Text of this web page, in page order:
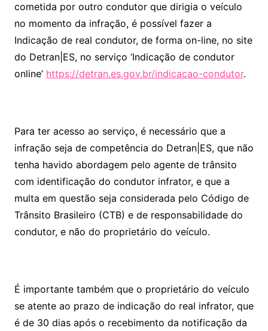
cometida por outro condutor que dirigia o veículo
no momento da infração, é possível fazer a
Indicação de real condutor, de forma on-line, no site
do Detran|ES, no serviço ‘Indicação de condutor
online’ https://detran.es.gov.br/indicacao-condutor.
Para ter acesso ao serviço, é necessário que a
infração seja de competência do Detran|ES, que não
tenha havido abordagem pelo agente de trânsito
com identificação do condutor infrator, e que a
multa em questão seja considerada pelo Código de
Trânsito Brasileiro (CTB) e de responsabilidade do
condutor, e não do proprietário do veículo.
É importante também que o proprietário do veículo
se atente ao prazo de indicação do real infrator, que
é de 30 dias após o recebimento da notificação da